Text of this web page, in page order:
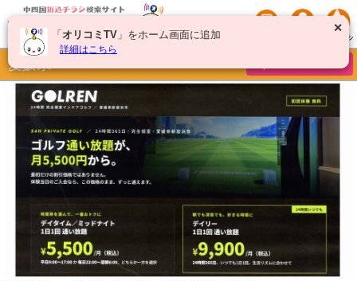
愛媛県
✕
「 オリコミTV 」をホーム画面に追加
詳細はこちら